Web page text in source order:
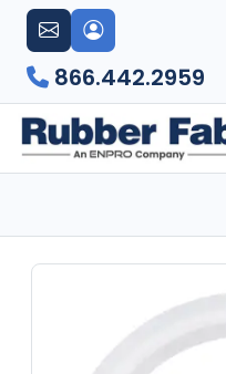
866.442.2959